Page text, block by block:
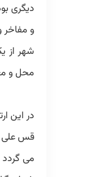
دیگری
و مفاخر
شهر از
محل و
در این
قس علی